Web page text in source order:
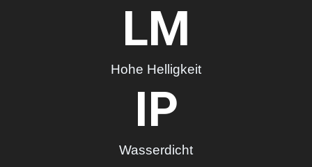
Hohe Helligkeit
LM
Wasserdicht
IP